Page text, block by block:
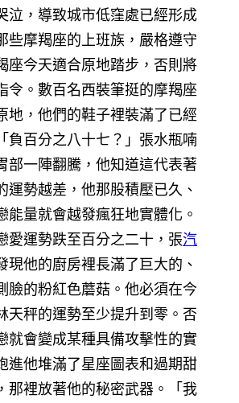
泣，導致城市低窪處已經形成
些摩羯座的上班族，嚴格遵守
座今天適合原地踏步，否則將
令。數百名西裝筆挺的摩羯座
地，他們的鞋子裡裝滿了已經
負百分之八十七？」張水瓶喃
部一陣翻騰，他知道這代表著
運勢越差，他那股積壓已久、
能量就會越發瘋狂地實體化。
愛運勢跌至百分之二十，張汽
現他的廚房裡長滿了巨大的、
臉的粉紅色蘑菇。他必須在今
天秤的運勢至少提升到零。否
就會變成某種具備攻擊性的實
進他堆滿了星座圖表和過期甜
那裡放著他的秘密武器。「我